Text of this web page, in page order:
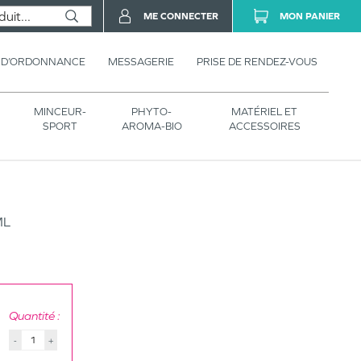
MESSAGERIE PRISE DE RENDEZ-VOUS
MINCEUR-
SPORT
PHYTO-
AROMA-BIO
MATÉRIEL ET
ACCESSOIRES
ME CONNECTER MON PANIER
Quantité :
- +